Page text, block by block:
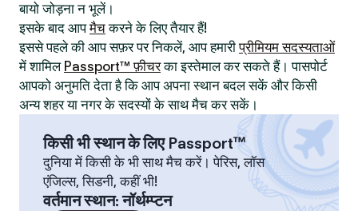
बायो जोड़ना न भूलें।
इसके बाद आपमैचकरने के लिए तैयार हैं!
इससे पहले की आप सफ़र पर निकलें, आप हमारीप्रीमियम सदस्यताओं
में शामिल Passport™ फ़ीचरका इस्तेमाल कर सकते हैं। पासपोर्ट
आपको अनुमति देता है कि आप अपना स्थान बदल सकें और किसी
अन्य शहर या नगर के सदस्यों के साथ मैच कर सकें।
किसी भी स्थान के लिए Passport™
दुनिया में किसी के भी साथ मैच करें। पेरिस, लॉस
एंजिल्स, सिडनी, कहीं भी!
वर्तमान स्थान:नॉर्थम्प्टन